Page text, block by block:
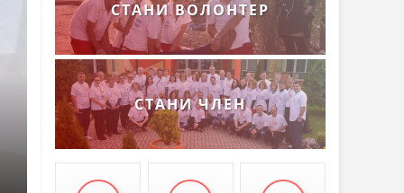
СТАНИ ВОЛОНТЕР
СТАНИ ЧЛЕН